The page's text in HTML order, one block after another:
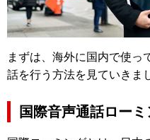
まずは、海外に国内で使っ
話を行う方法を見ていきま
国際音声通話ローミ